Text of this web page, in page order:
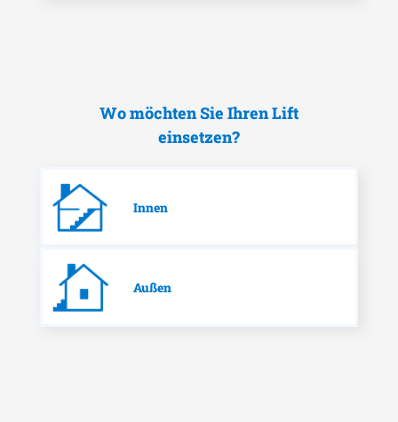
Wo möchten Sie Ihren Lift
einsetzen?
Innen
Außen